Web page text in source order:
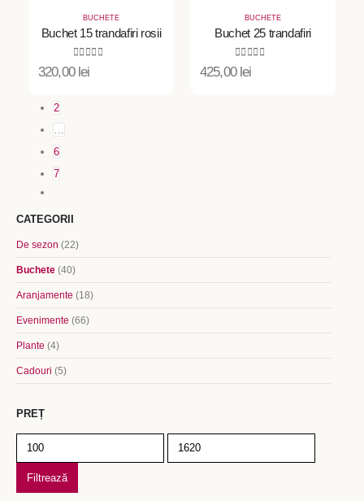
BUCHETE
Buchet 15 trandafiri rosii
0 out of 5
320,00 lei
BUCHETE
Buchet 25 trandafiri
0 out of 5
425,00 lei
2
6
7
CATEGORII
De sezon (22)
Buchete (40)
Aranjamente (18)
Evenimente (66)
Plante (4)
Cadouri (5)
PREȚ
Filtrează